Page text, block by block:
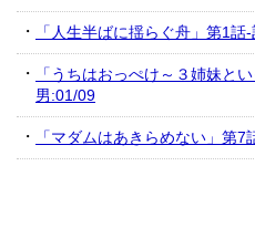
「人生半ばに揺らぐ舟」第1
「うちはおっぺけ～３姉妹と
男:01/09
「マダムはあきらめない」第